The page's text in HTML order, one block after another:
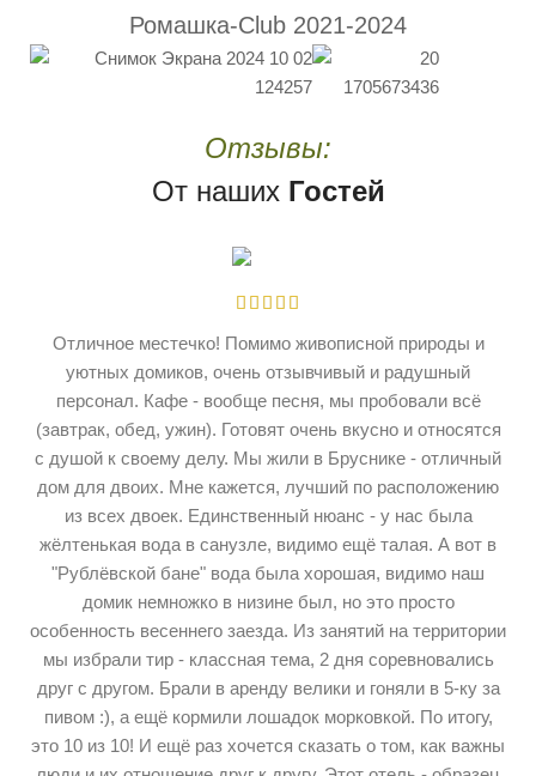
Ромашка-Club 2021-2024
Отзывы:
От наших Гостей
Отличное местечко! Помимо живописной природы и
уютных домиков, очень отзывчивый и радушный
персонал. Кафе - вообще песня, мы пробовали всё
(завтрак, обед, ужин). Готовят очень вкусно и относятся
с душой к своему делу. Мы жили в Бруснике - отличный
дом для двоих. Мне кажется, лучший по расположению
из всех двоек. Единственный нюанс - у нас была
жёлтенькая вода в санузле, видимо ещё талая. А вот в
"Рублёвской бане" вода была хорошая, видимо наш
домик немножко в низине был, но это просто
особенность весеннего заезда. Из занятий на территории
мы избрали тир - классная тема, 2 дня соревновались
друг с другом. Брали в аренду велики и гоняли в 5-ку за
пивом :), а ещё кормили лошадок морковкой. По итогу,
это 10 из 10! И ещё раз хочется сказать о том, как важны